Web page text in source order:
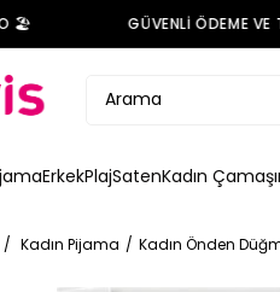
GÜVENLİ ÖDEME VE
ErkekPlajSatenKadın
Kadın Pijama Kadın Önden